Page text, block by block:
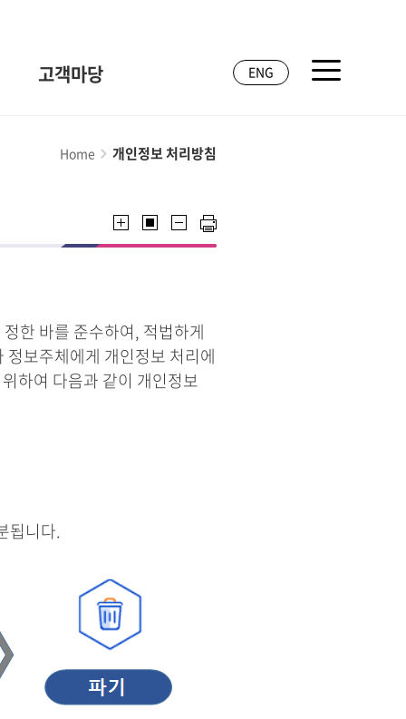
고객마당 ENG
Home 개인정보 처리방침
한 바를 준수하여, 적법하게
보주체에게 개인정보 처리에
하여 다음과 같이 개인정보
됩니다.